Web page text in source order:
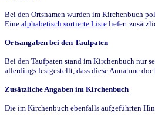
Bei den Ortsnamen wurden im Kirchenbuch
Eine alphabetisch sortierte Liste liefert
Ortsangaben bei den Taufpaten
Bei den Taufpaten stand im Kirchenbuch nur
allerdings festgestellt, dass diese Annahme
Zusätzliche Angaben im Kirchenbuch
Die im Kirchenbuch ebenfalls aufgeführten